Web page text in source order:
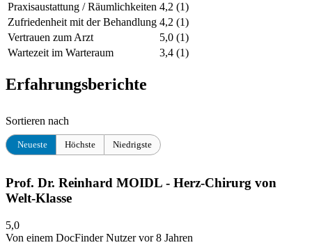
Praxisaustattung / Räumlichkeiten 4,2 (1)
Zufriedenheit mit der Behandlung 4,2 (1)
Vertrauen zum Arzt
5,0 (1)
Wartezeit im Warteraum
3,4 (1)
Erfahrungsberichte
Sortieren nach
Neueste Höchste Niedrigste
Prof. Dr. Reinhard MOIDL - Herz-Chirurg von
Welt-Klasse
5,0
Von einem DocFinder Nutzervor 8 Jahren